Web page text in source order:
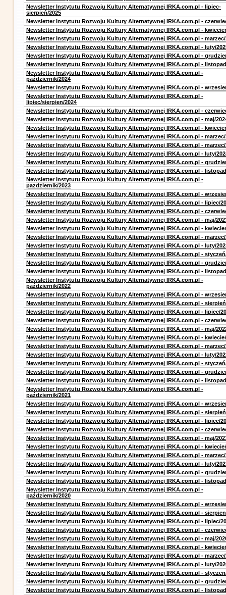
Newsletter Instytutu Rozwoju Kultury Alternatywnej IRKA.com.pl - lipiec-
sierpień/2025
Newsletter Instytutu Rozwoju Kultury Alternatywnej IRKA.com.pl -
Newsletter Instytutu Rozwoju Kultury Alternatywnej IRKA.com.pl -
Newsletter Instytutu Rozwoju Kultury Alternatywnej IRKA.com.pl - marzec/
Newsletter Instytutu Rozwoju Kultury Alternatywnej IRKA.com.pl - luty/
Newsletter Instytutu Rozwoju Kultury Alternatywnej IRKA.com.pl -
Newsletter Instytutu Rozwoju Kultury Alternatywnej IRKA.com.pl -
Newsletter Instytutu Rozwoju Kultury Alternatywnej IRKA.com.pl -
październik/2024
Newsletter Instytutu Rozwoju Kultury Alternatywnej IRKA.com.pl -
Newsletter Instytutu Rozwoju Kultury Alternatywnej IRKA.com.pl -
lipiec/sierpien/2024
Newsletter Instytutu Rozwoju Kultury Alternatywnej IRKA.com.pl -
Newsletter Instytutu Rozwoju Kultury Alternatywnej IRKA.com.pl - maj/
Newsletter Instytutu Rozwoju Kultury Alternatywnej IRKA.com.pl -
Newsletter Instytutu Rozwoju Kultury Alternatywnej IRKA.com.pl - marzec/
Newsletter Instytutu Rozwoju Kultury Alternatywnej IRKA.com.pl - marzec/
Newsletter Instytutu Rozwoju Kultury Alternatywnej IRKA.com.pl - luty/
Newsletter Instytutu Rozwoju Kultury Alternatywnej IRKA.com.pl -
Newsletter Instytutu Rozwoju Kultury Alternatywnej IRKA.com.pl -
Newsletter Instytutu Rozwoju Kultury Alternatywnej IRKA.com.pl -
pazdziernik/2023
Newsletter Instytutu Rozwoju Kultury Alternatywnej IRKA.com.pl -
Newsletter Instytutu Rozwoju Kultury Alternatywnej IRKA.com.pl - lipiec/
Newsletter Instytutu Rozwoju Kultury Alternatywnej IRKA.com.pl -
Newsletter Instytutu Rozwoju Kultury Alternatywnej IRKA.com.pl - maj/
Newsletter Instytutu Rozwoju Kultury Alternatywnej IRKA.com.pl -
Newsletter Instytutu Rozwoju Kultury Alternatywnej IRKA.com.pl - marzec/
Newsletter Instytutu Rozwoju Kultury Alternatywnej IRKA.com.pl - luty/
Newsletter Instytutu Rozwoju Kultury Alternatywnej IRKA.com.pl -
Newsletter Instytutu Rozwoju Kultury Alternatywnej IRKA.com.pl -
Newsletter Instytutu Rozwoju Kultury Alternatywnej IRKA.com.pl -
Newsletter Instytutu Rozwoju Kultury Alternatywnej IRKA.com.pl -
październik/2022
Newsletter Instytutu Rozwoju Kultury Alternatywnej IRKA.com.pl -
Newsletter Instytutu Rozwoju Kultury Alternatywnej IRKA.com.pl -
Newsletter Instytutu Rozwoju Kultury Alternatywnej IRKA.com.pl - lipiec/
Newsletter Instytutu Rozwoju Kultury Alternatywnej IRKA.com.pl -
Newsletter Instytutu Rozwoju Kultury Alternatywnej IRKA.com.pl - maj/
Newsletter Instytutu Rozwoju Kultury Alternatywnej IRKA.com.pl -
Newsletter Instytutu Rozwoju Kultury Alternatywnej IRKA.com.pl - marzec/
Newsletter Instytutu Rozwoju Kultury Alternatywnej IRKA.com.pl - luty/
Newsletter Instytutu Rozwoju Kultury Alternatywnej IRKA.com.pl -
Newsletter Instytutu Rozwoju Kultury Alternatywnej IRKA.com.pl -
Newsletter Instytutu Rozwoju Kultury Alternatywnej IRKA.com.pl -
Newsletter Instytutu Rozwoju Kultury Alternatywnej IRKA.com.pl -
październik/2021
Newsletter Instytutu Rozwoju Kultury Alternatywnej IRKA.com.pl -
Newsletter Instytutu Rozwoju Kultury Alternatywnej IRKA.com.pl -
Newsletter Instytutu Rozwoju Kultury Alternatywnej IRKA.com.pl - lipiec/
Newsletter Instytutu Rozwoju Kultury Alternatywnej IRKA.com.pl -
Newsletter Instytutu Rozwoju Kultury Alternatywnej IRKA.com.pl - maj/
Newsletter Instytutu Rozwoju Kultury Alternatywnej IRKA.com.pl -
Newsletter Instytutu Rozwoju Kultury Alternatywnej IRKA.com.pl - marzec/
Newsletter Instytutu Rozwoju Kultury Alternatywnej IRKA.com.pl - luty/
Newsletter Instytutu Rozwoju Kultury Alternatywnej IRKA.com.pl -
Newsletter Instytutu Rozwoju Kultury Alternatywnej IRKA.com.pl -
Newsletter Instytutu Rozwoju Kultury Alternatywnej IRKA.com.pl -
październik/2020
Newsletter Instytutu Rozwoju Kultury Alternatywnej IRKA.com.pl -
Newsletter Instytutu Rozwoju Kultury Alternatywnej IRKA.com.pl -
Newsletter Instytutu Rozwoju Kultury Alternatywnej IRKA.com.pl - lipiec/
Newsletter Instytutu Rozwoju Kultury Alternatywnej IRKA.com.pl -
Newsletter Instytutu Rozwoju Kultury Alternatywnej IRKA.com.pl - maj/
Newsletter Instytutu Rozwoju Kultury Alternatywnej IRKA.com.pl -
Newsletter Instytutu Rozwoju Kultury Alternatywnej IRKA.com.pl - marzec/
Newsletter Instytutu Rozwoju Kultury Alternatywnej IRKA.com.pl - luty/
Newsletter Instytutu Rozwoju Kultury Alternatywnej IRKA.com.pl -
Newsletter Instytutu Rozwoju Kultury Alternatywnej IRKA.com.pl -
Newsletter Instytutu Rozwoju Kultury Alternatywnej IRKA.com.pl -